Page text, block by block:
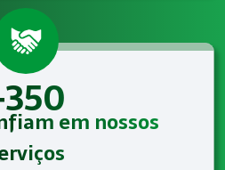
em nossos